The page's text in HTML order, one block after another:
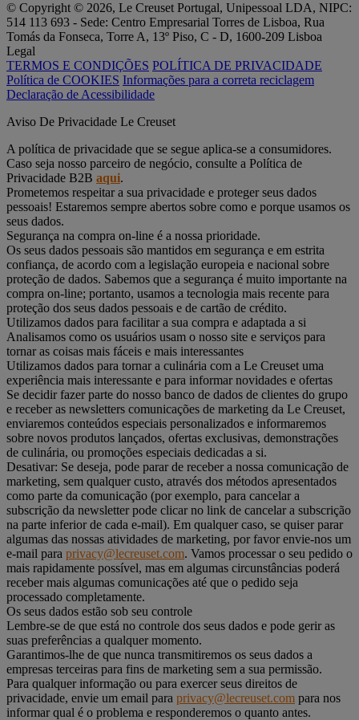
© Copyright © 2026, Le Creuset Portugal, Unipessoal LDA, NIPC:
514 113 693 - Sede: Centro Empresarial Torres de Lisboa, Rua
Tomás da Fonseca, Torre A, 13º Piso, C - D, 1600-209 Lisboa
Legal
TERMOS E CONDIÇÕES POLÍTICA DE PRIVACIDADE
Política de COOKIES Informações para a correta reciclagem
Declaração de Acessibilidade
Aviso De Privacidade Le Creuset
A política de privacidade que se segue aplica-se a consumidores.
Caso seja nosso parceiro de negócio, consulte a Política de
Privacidade B2B aqui.
Prometemos respeitar a sua privacidade e proteger seus dados
pessoais! Estaremos sempre abertos sobre como e porque usamos os
seus dados.
Segurança na compra on-line é a nossa prioridade.
Os seus dados pessoais são mantidos em segurança e em estrita
confiança, de acordo com a legislação europeia e nacional sobre
proteção de dados. Sabemos que a segurança é muito importante na
compra on-line; portanto, usamos a tecnologia mais recente para
proteção dos seus dados pessoais e de cartão de crédito.
Utilizamos dados para facilitar a sua compra e adaptada a si
Analisamos como os usuários usam o nosso site e serviços para
tornar as coisas mais fáceis e mais interessantes
Utilizamos dados para tornar a culinária com a Le Creuset uma
experiência mais interessante e para informar novidades e ofertas
Se decidir fazer parte do nosso banco de dados de clientes do grupo
e receber as newsletters comunicações de marketing da Le Creuset,
enviaremos conteúdos especiais personalizados e informaremos
sobre novos produtos lançados, ofertas exclusivas, demonstrações
de culinária, ou promoções especiais dedicadas a si.
Desativar: Se deseja, pode parar de receber a nossa comunicação de
marketing, sem qualquer custo, através dos métodos apresentados
como parte da comunicação (por exemplo, para cancelar a
subscrição da newsletter pode clicar no link de cancelar a subscrição
na parte inferior de cada e-mail). Em qualquer caso, se quiser parar
algumas das nossas atividades de marketing, por favor envie-nos um
e-mail para privacy@lecreuset.com. Vamos processar o seu pedido o
mais rapidamente possível, mas em algumas circunstâncias poderá
receber mais algumas comunicações até que o pedido seja
processado completamente.
Os seus dados estão sob seu controle
Lembre-se de que está no controle dos seus dados e pode gerir as
suas preferências a qualquer momento.
Garantimos-lhe de que nunca transmitiremos os seus dados a
empresas terceiras para fins de marketing sem a sua permissão.
Para qualquer informação ou para exercer seus direitos de
privacidade, envie um email para privacy@lecreuset.com para nos
informar qual é o problema e responderemos o quanto antes.